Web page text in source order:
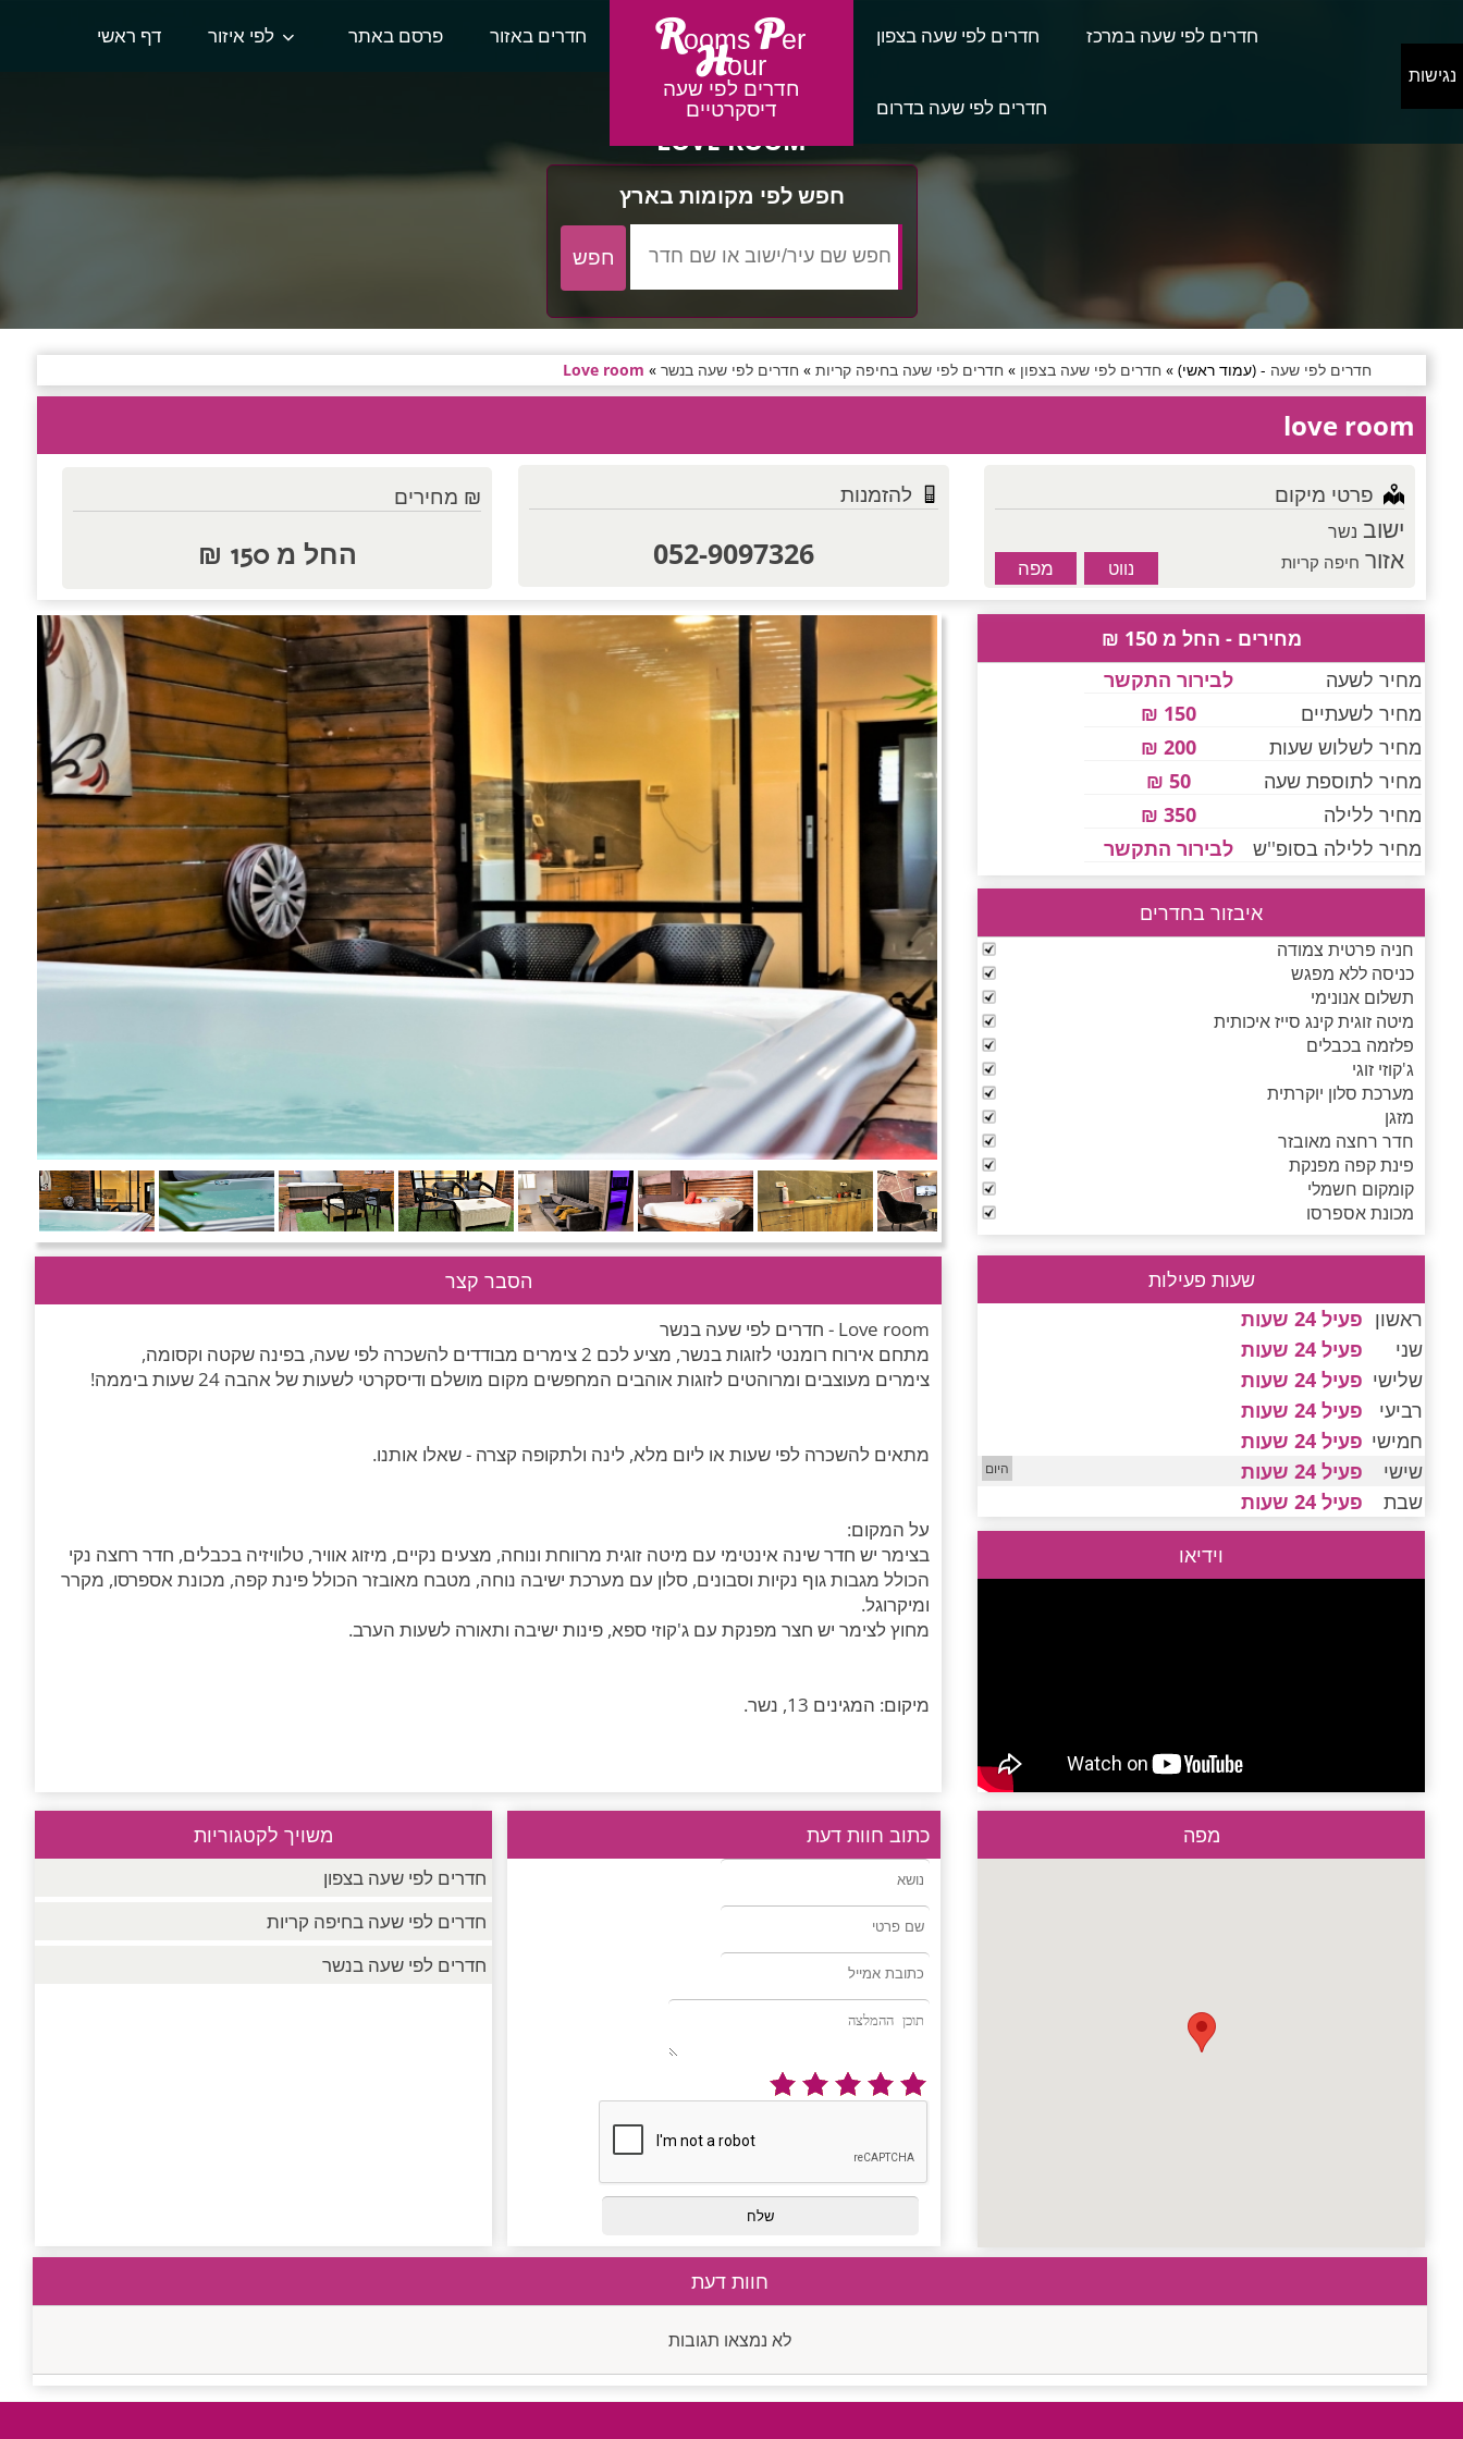
דף ראשי לפי איזור פרסם באתר חדרים באזור Rooms Per
Hour
חדרים לפי שעה
דיסקרטיים
חדרים לפי שעה בצפון חדרים לפי שעה במרכז
חדרים לפי שעה בדרום
LOVE ROOM
חפש לפי מקומות בארץ
חדרים לפי שעה - (עמוד ראשי) » חדרים לפי שעה בצפון » חדרים לפי שעה בחיפה קריות» חדרים לפי שעה בנשר»
Love room
love room
פרטי מיקום
ישוב נשר
אזור חיפה קריות מפה נווט
להזמנות
052-9097326
₪ מחירים
החל מ 150 ₪
טוען תמונות.....
מחירים - החל מ 150 ₪
מחיר לשעה
לבירור התקשר
מחיר לשעתיים
150 ₪
מחיר לשלוש שעות
200 ₪
מחיר לתוספת שעה
50 ₪
מחיר ללילה
350 ₪
מחיר ללילה בסופ''ש
לבירור התקשר
איבזור בחדרים
חניה פרטית צמודה
כניסה ללא מפגש
תשלום אנונימי
מיטה זוגית קינג סייז איכותית
פלזמה בכבלים
ג'קוזי זוגי
מערכת סלון יוקרתית
מזגן
חדר רחצה מאובזר
פינת קפה מפנקת
קומקום חשמלי
מכונת אספרסו
שעות פעילות
ראשון פעיל 24 שעות
שני
פעיל 24 שעות
שלישי פעיל 24 שעות
רביעי
פעיל 24 שעות
חמישי פעיל 24 שעות
שישי
פעיל 24 שעות
שבת
פעיל 24 שעות
הסבר קצר
Love room - חדרים לפי שעה בנשר
מתחם אירוח רומנטי לזוגות בנשר, מציע לכם 2 צימרים מבודדים להשכרה לפי שעה, בפינה שקטה וקסומה,
צימרים מעוצבים ומרוהטים לזוגות אוהבים המחפשים מקום מושלם ודיסקרטי לשעות של אהבה 24 שעות ביממה!
מתאים להשכרה לפי שעות או ליום מלא, לינה ולתקופה קצרה - שאלו אותנו.
על המקום:
בצימר יש חדר שינה אינטימי עם מיטה זוגית מרווחת ונוחה, מצעים נקיים, מיזוג אוויר, טלוויזיה בכבלים, חדר רחצה נקי
הכולל מגבות גוף נקיות וסבונים, סלון עם מערכת ישיבה נוחה, מטבח מאובזר הכולל פינת קפה, מכונת אספרסו, מקרר
ומיקרוגל.
מחוץ לצימר יש חצר מפנקת עם ג'קוזי ספא, פינות ישיבה ותאורה לשעות הערב.
מיקום: המגינים 13, נשר.
וידיאו
מפה משויך לקטגוריות
חדרים לפי שעה בצפון
חדרים לפי שעה בחיפה קריות
חדרים לפי שעה בנשר
כתוב חוות דעת
חוות דעת
לא נמצאו תגובות
נגישות